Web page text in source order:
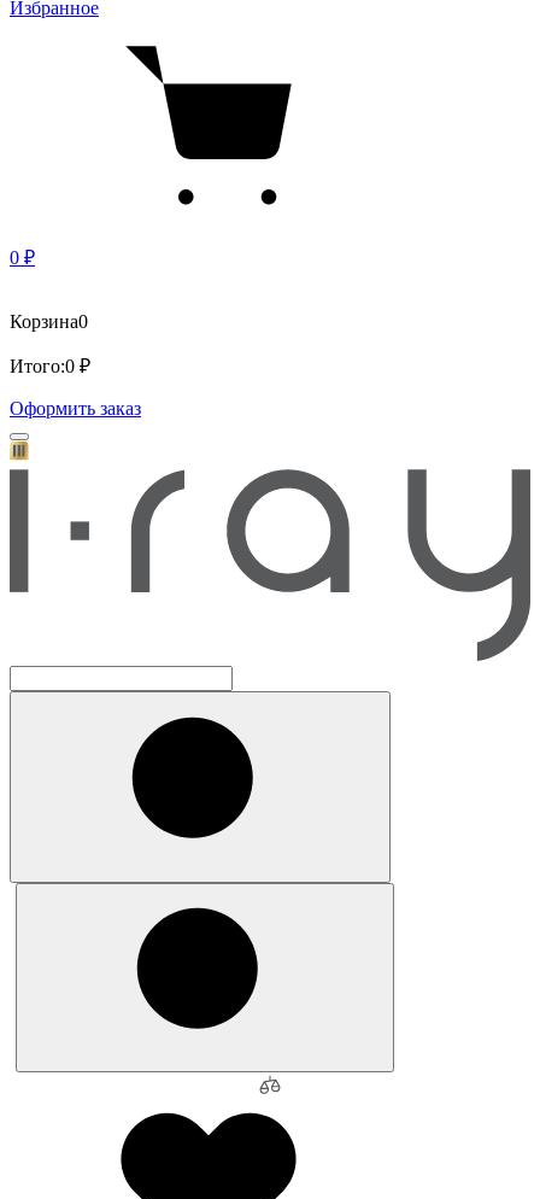
Избранное
0 ₽
Корзина0
Итого:0 ₽
Оформить заказ